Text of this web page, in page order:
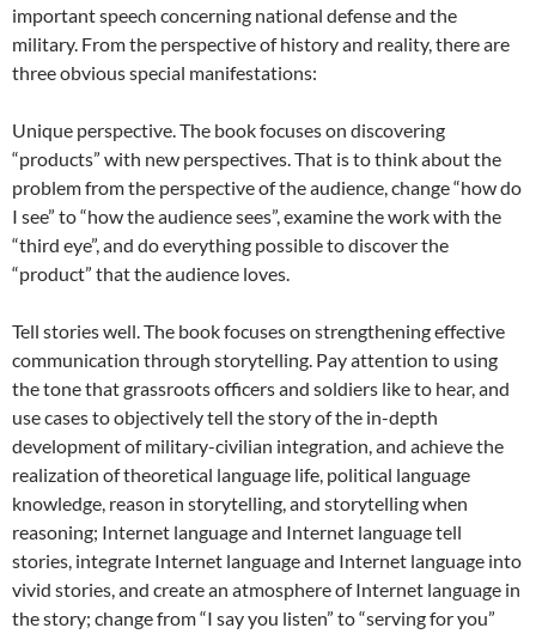
important speech concerning national defense and the
military. From the perspective of history and reality, there are
three obvious special manifestations:
Unique perspective. The book focuses on discovering
“products” with new perspectives. That is to think about the
problem from the perspective of the audience, change “how do
I see” to “how the audience sees”, examine the work with the
“third eye”, and do everything possible to discover the
“product” that the audience loves.
Tell stories well. The book focuses on strengthening effective
communication through storytelling. Pay attention to using
the tone that grassroots officers and soldiers like to hear, and
use cases to objectively tell the story of the in-depth
development of military-civilian integration, and achieve the
realization of theoretical language life, political language
knowledge, reason in storytelling, and storytelling when
reasoning; Internet language and Internet language tell
stories, integrate Internet language and Internet language into
vivid stories, and create an atmosphere of Internet language in
the story; change from “I say you listen” to “serving for you”